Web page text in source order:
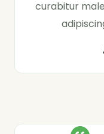
curabitur